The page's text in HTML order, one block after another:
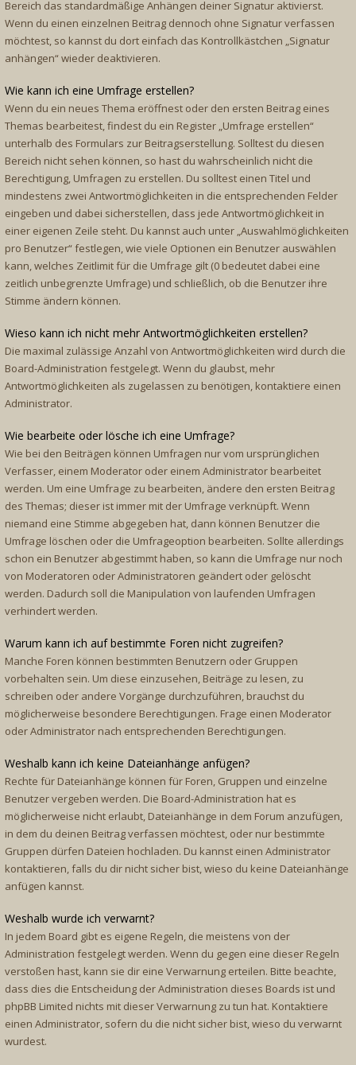
Bereich das standardmäßige Anhängen deiner Signatur aktivierst.
Wenn du einen einzelnen Beitrag dennoch ohne Signatur verfassen
möchtest, so kannst du dort einfach das Kontrollkästchen „Signatur
anhängen“ wieder deaktivieren.
Wie kann ich eine Umfrage erstellen?
Wenn du ein neues Thema eröffnest oder den ersten Beitrag eines
Themas bearbeitest, findest du ein Register „Umfrage erstellen“
unterhalb des Formulars zur Beitragserstellung. Solltest du diesen
Bereich nicht sehen können, so hast du wahrscheinlich nicht die
Berechtigung, Umfragen zu erstellen. Du solltest einen Titel und
mindestens zwei Antwortmöglichkeiten in die entsprechenden Felder
eingeben und dabei sicherstellen, dass jede Antwortmöglichkeit in
einer eigenen Zeile steht. Du kannst auch unter „Auswahlmöglichkeiten
pro Benutzer“ festlegen, wie viele Optionen ein Benutzer auswählen
kann, welches Zeitlimit für die Umfrage gilt (0 bedeutet dabei eine
zeitlich unbegrenzte Umfrage) und schließlich, ob die Benutzer ihre
Stimme ändern können.
Wieso kann ich nicht mehr Antwortmöglichkeiten erstellen?
Die maximal zulässige Anzahl von Antwortmöglichkeiten wird durch die
Board-Administration festgelegt. Wenn du glaubst, mehr
Antwortmöglichkeiten als zugelassen zu benötigen, kontaktiere einen
Administrator.
Wie bearbeite oder lösche ich eine Umfrage?
Wie bei den Beiträgen können Umfragen nur vom ursprünglichen
Verfasser, einem Moderator oder einem Administrator bearbeitet
werden. Um eine Umfrage zu bearbeiten, ändere den ersten Beitrag
des Themas; dieser ist immer mit der Umfrage verknüpft. Wenn
niemand eine Stimme abgegeben hat, dann können Benutzer die
Umfrage löschen oder die Umfrageoption bearbeiten. Sollte allerdings
schon ein Benutzer abgestimmt haben, so kann die Umfrage nur noch
von Moderatoren oder Administratoren geändert oder gelöscht
werden. Dadurch soll die Manipulation von laufenden Umfragen
verhindert werden.
Warum kann ich auf bestimmte Foren nicht zugreifen?
Manche Foren können bestimmten Benutzern oder Gruppen
vorbehalten sein. Um diese einzusehen, Beiträge zu lesen, zu
schreiben oder andere Vorgänge durchzuführen, brauchst du
möglicherweise besondere Berechtigungen. Frage einen Moderator
oder Administrator nach entsprechenden Berechtigungen.
Weshalb kann ich keine Dateianhänge anfügen?
Rechte für Dateianhänge können für Foren, Gruppen und einzelne
Benutzer vergeben werden. Die Board-Administration hat es
möglicherweise nicht erlaubt, Dateianhänge in dem Forum anzufügen,
in dem du deinen Beitrag verfassen möchtest, oder nur bestimmte
Gruppen dürfen Dateien hochladen. Du kannst einen Administrator
kontaktieren, falls du dir nicht sicher bist, wieso du keine Dateianhänge
anfügen kannst.
Weshalb wurde ich verwarnt?
In jedem Board gibt es eigene Regeln, die meistens von der
Administration festgelegt werden. Wenn du gegen eine dieser Regeln
verstoßen hast, kann sie dir eine Verwarnung erteilen. Bitte beachte,
dass dies die Entscheidung der Administration dieses Boards ist und
phpBB Limited nichts mit dieser Verwarnung zu tun hat. Kontaktiere
einen Administrator, sofern du die nicht sicher bist, wieso du verwarnt
wurdest.